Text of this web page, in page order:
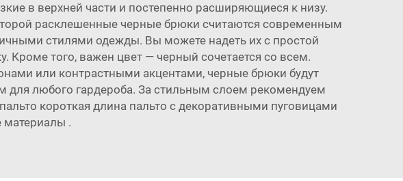
в верхней части и постепенно расширяющиеся к низу.
расклешенные черные брюки считаются современным
стилями одежды. Вы можете надеть их с простой
Кроме того, важен цвет — черный сочетается со всем.
или контрастными акцентами, черные брюки будут
любого гардероба. За стильным слоем рекомендуем
короткая длина пальто с декоративными пуговицами
материалы .